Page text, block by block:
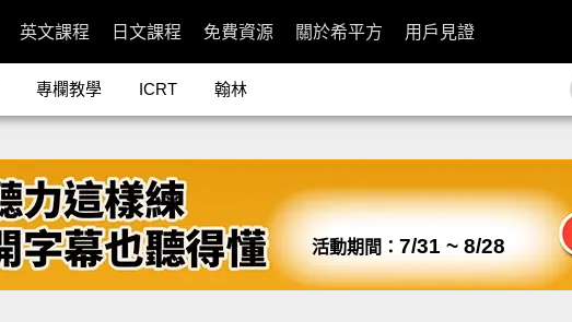
英文課程 日文課程 免費資源 關於希平方 用戶見證
專欄教學 ICRT 翰林
活動期間： 7/31 ~ 8/28